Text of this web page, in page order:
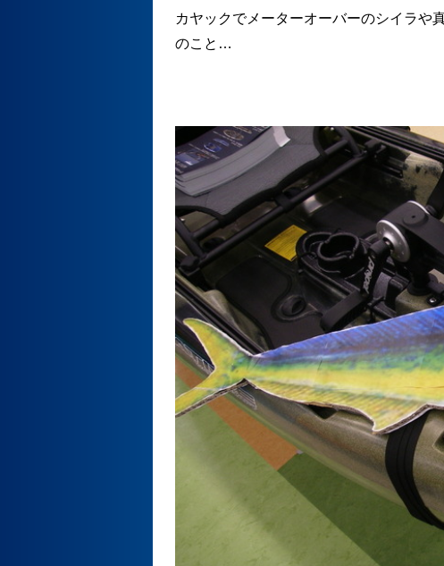
カヤックでメーターオーバーのシイラや
のこと…